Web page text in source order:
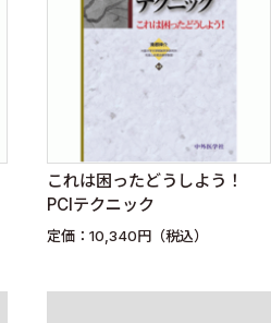
これは困ったどうしよう！
PCIテクニック
定価：10,340円（税込）